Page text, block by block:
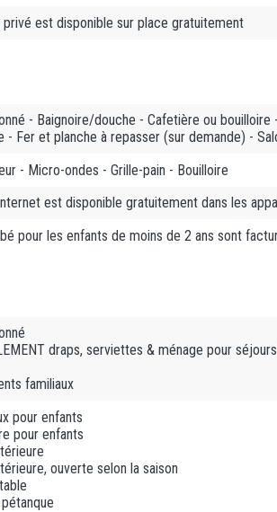
privé est disponible sur place gratuitement
- Baignoire/douche - Cafetière ou bouilloire
- Fer et planche à repasser (sur demande) -
- Micro-ondes - Grille-pain - Bouilloire
est disponible gratuitement dans les
pour les enfants de moins de 2 ans sont
draps, serviettes & ménage pour
familiaux
pour enfants
pour enfants
ouverte selon la saison